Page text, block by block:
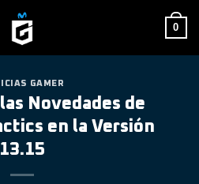
0
GAMER
Novedades de
en la Versión
13.15